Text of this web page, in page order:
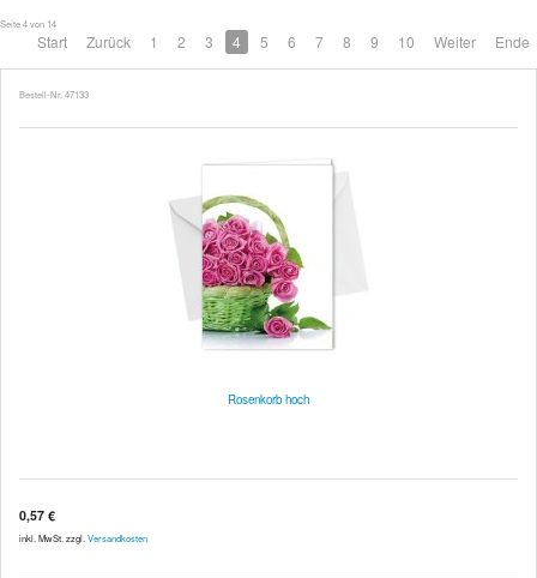
Seite 4 von 14
Start Zurück 1 2 3 4 5 6 7 8 9 10 Weiter Ende
Bestell-Nr. 47133
Rosenkorb hoch
0,57 €
inkl. MwSt. zzgl. Versandkosten